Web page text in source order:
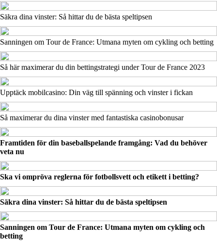
Säkra dina vinster: Så hittar du de bästa speltipsen
Sanningen om Tour de France: Utmana myten om cykling och betting
Så här maximerar du din bettingstrategi under Tour de France 2023
Upptäck mobilcasino: Din väg till spänning och vinster i fickan
Så maximerar du dina vinster med fantastiska casinobonusar
Framtiden för din baseballspelande framgång: Vad du behöver
veta nu
Ska vi ompröva reglerna för fotbollsvett och etikett i betting?
Säkra dina vinster: Så hittar du de bästa speltipsen
Sanningen om Tour de France: Utmana myten om cykling och
betting